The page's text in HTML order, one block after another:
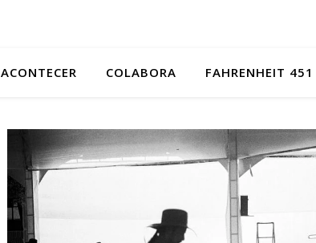
ACONTECER COLABORA FAHRENHEIT 451